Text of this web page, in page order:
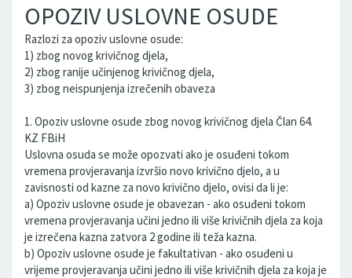
OPOZIV USLOVNE OSUDE
Razlozi za opoziv uslovne osude:
1) zbog novog krivičnog djela,
2) zbog ranije učinjenog krivičnog djela,
3) zbog neispunjenja izrečenih obaveza
1. Opoziv uslovne osude zbog novog krivičnog djela Član 64.
KZ FBiH
Uslovna osuda se može opozvati ako je osuđeni tokom
vremena provjeravanja izvršio novo krivično djelo, a u
zavisnosti od kazne za novo krivično djelo, ovisi da li je:
a) Opoziv uslovne osude je obavezan - ako osuđeni tokom
vremena provjeravanja učini jedno ili više krivičnih djela za koja
je izrečena kazna zatvora 2 godine ili teža kazna.
b) Opoziv uslovne osude je fakultativan - ako osuđeni u
vrijeme provjeravanja učini jedno ili više krivičnih djela za koja je